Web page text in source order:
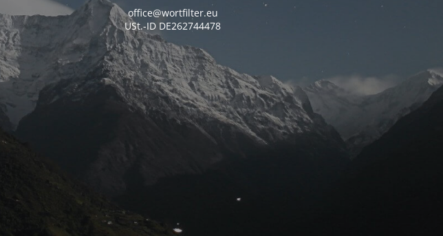
office@wortfilter.eu
USt.-ID DE262744478